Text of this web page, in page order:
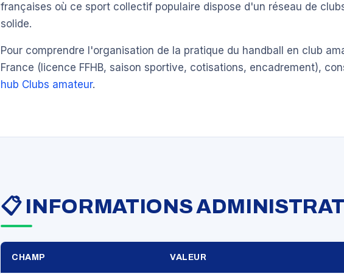
françaises où ce sport collectif populaire dispose d'un réseau de
solide.
Pour comprendre l'organisation de la pratique du handball en club
France (licence FFHB, saison sportive, cotisations, encadrement),
hub Clubs amateur.
📋 INFORMATIONS
CHAMP VALEUR